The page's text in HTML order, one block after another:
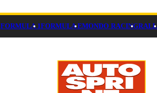
FORMULA 1FORMULA EMONDO RACING